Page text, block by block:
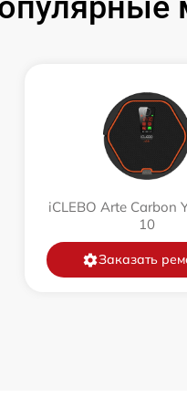
управления, высоты,
iCLEBO Arte Carbon
10
Заказать